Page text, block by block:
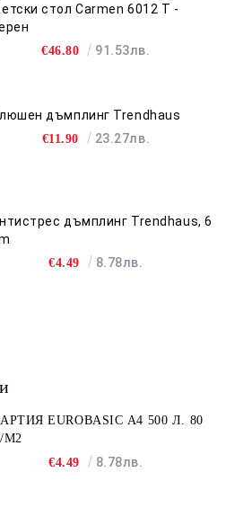
стол Carmen 6012 T -
€46.80 91.53лв.
дъмплинг Trendhaus
€11.90 23.27лв.
дъмплинг Trendhaus, 6
€4.49 8.78лв.
EUROBASIC А4 500 Л. 80
M2
€4.49
8.78лв.